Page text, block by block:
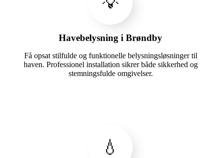
Havebelysning i Brøndby
Få opsat stilfulde og funktionelle belysningsløsninger til
haven. Professionel installation sikrer både sikkerhed og
stemningsfulde omgivelser.
💧